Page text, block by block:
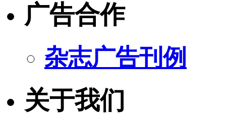
广告合作
杂志广告刊例
关于我们